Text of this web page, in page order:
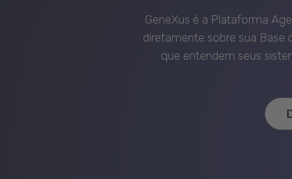
GeneXus é a Plataforma
diretamente sobre sua Base
que entendem seus